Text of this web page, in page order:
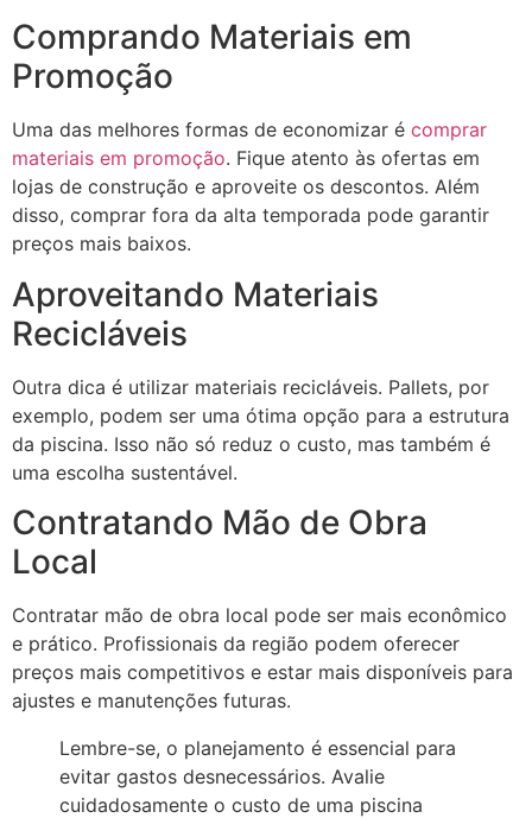
Comprando Materiais em
Promoção
Uma das melhores formas de economizar é comprar
materiais em promoção. Fique atento às ofertas em
lojas de construção e aproveite os descontos. Além
disso, comprar fora da alta temporada pode garantir
preços mais baixos.
Aproveitando Materiais
Recicláveis
Outra dica é utilizar materiais recicláveis. Pallets, por
exemplo, podem ser uma ótima opção para a estrutura
da piscina. Isso não só reduz o custo, mas também é
uma escolha sustentável.
Contratando Mão de Obra
Local
Contratar mão de obra local pode ser mais econômico
e prático. Profissionais da região podem oferecer
preços mais competitivos e estar mais disponíveis para
ajustes e manutenções futuras.
Lembre-se, o planejamento é essencial para
evitar gastos desnecessários. Avalie
cuidadosamente o custo de uma piscina